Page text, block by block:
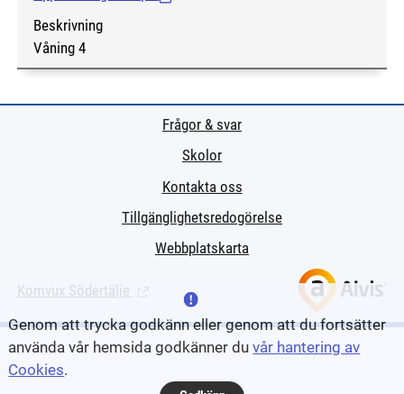
Beskrivning
Våning 4
Frågor & svar
Skolor
Kontakta oss
Tillgänglighetsredogörelse
Webbplatskarta
Komvux Södertälje (Länk till extern sida.)
Genom att trycka godkänn eller genom att du fortsätter
använda vår hemsida godkänner duvår hantering av
Cookies.